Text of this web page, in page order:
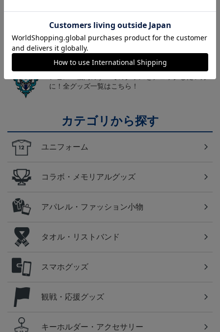
福岡
こだわりのデザインに注目！タオルマフラーは応援
の必須アイテム！
福岡
に！全グッズ一覧はこちら！
カテゴリから探す
ユニフォーム
コラボ・メモリアルグッズ
アパレル・ファッション小物
タオル・リストバンド
スマホグッズ
観戦・応援グッズ
キーホルダー・アクセサリー